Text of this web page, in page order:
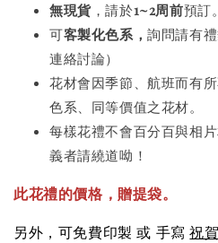
無現貨，請於1~2周前預訂。
可客製化色系，詢問請有
連絡討論）
花材會因季節、航班而有
色系、同等價值之花材。
每樣花禮不會百分百與相
義者請繞道呦！
此花禮的價格 ，贈提袋。
另外，可免費印製 或 手寫祝